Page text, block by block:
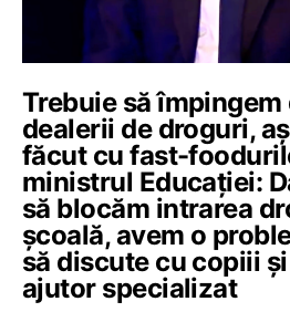
Trebuie să
dealerii de droguri,
făcut cu fast-
ministrul Educației:
să blocăm intrarea
școală, avem o
să discute cu copiii
ajutor specializat